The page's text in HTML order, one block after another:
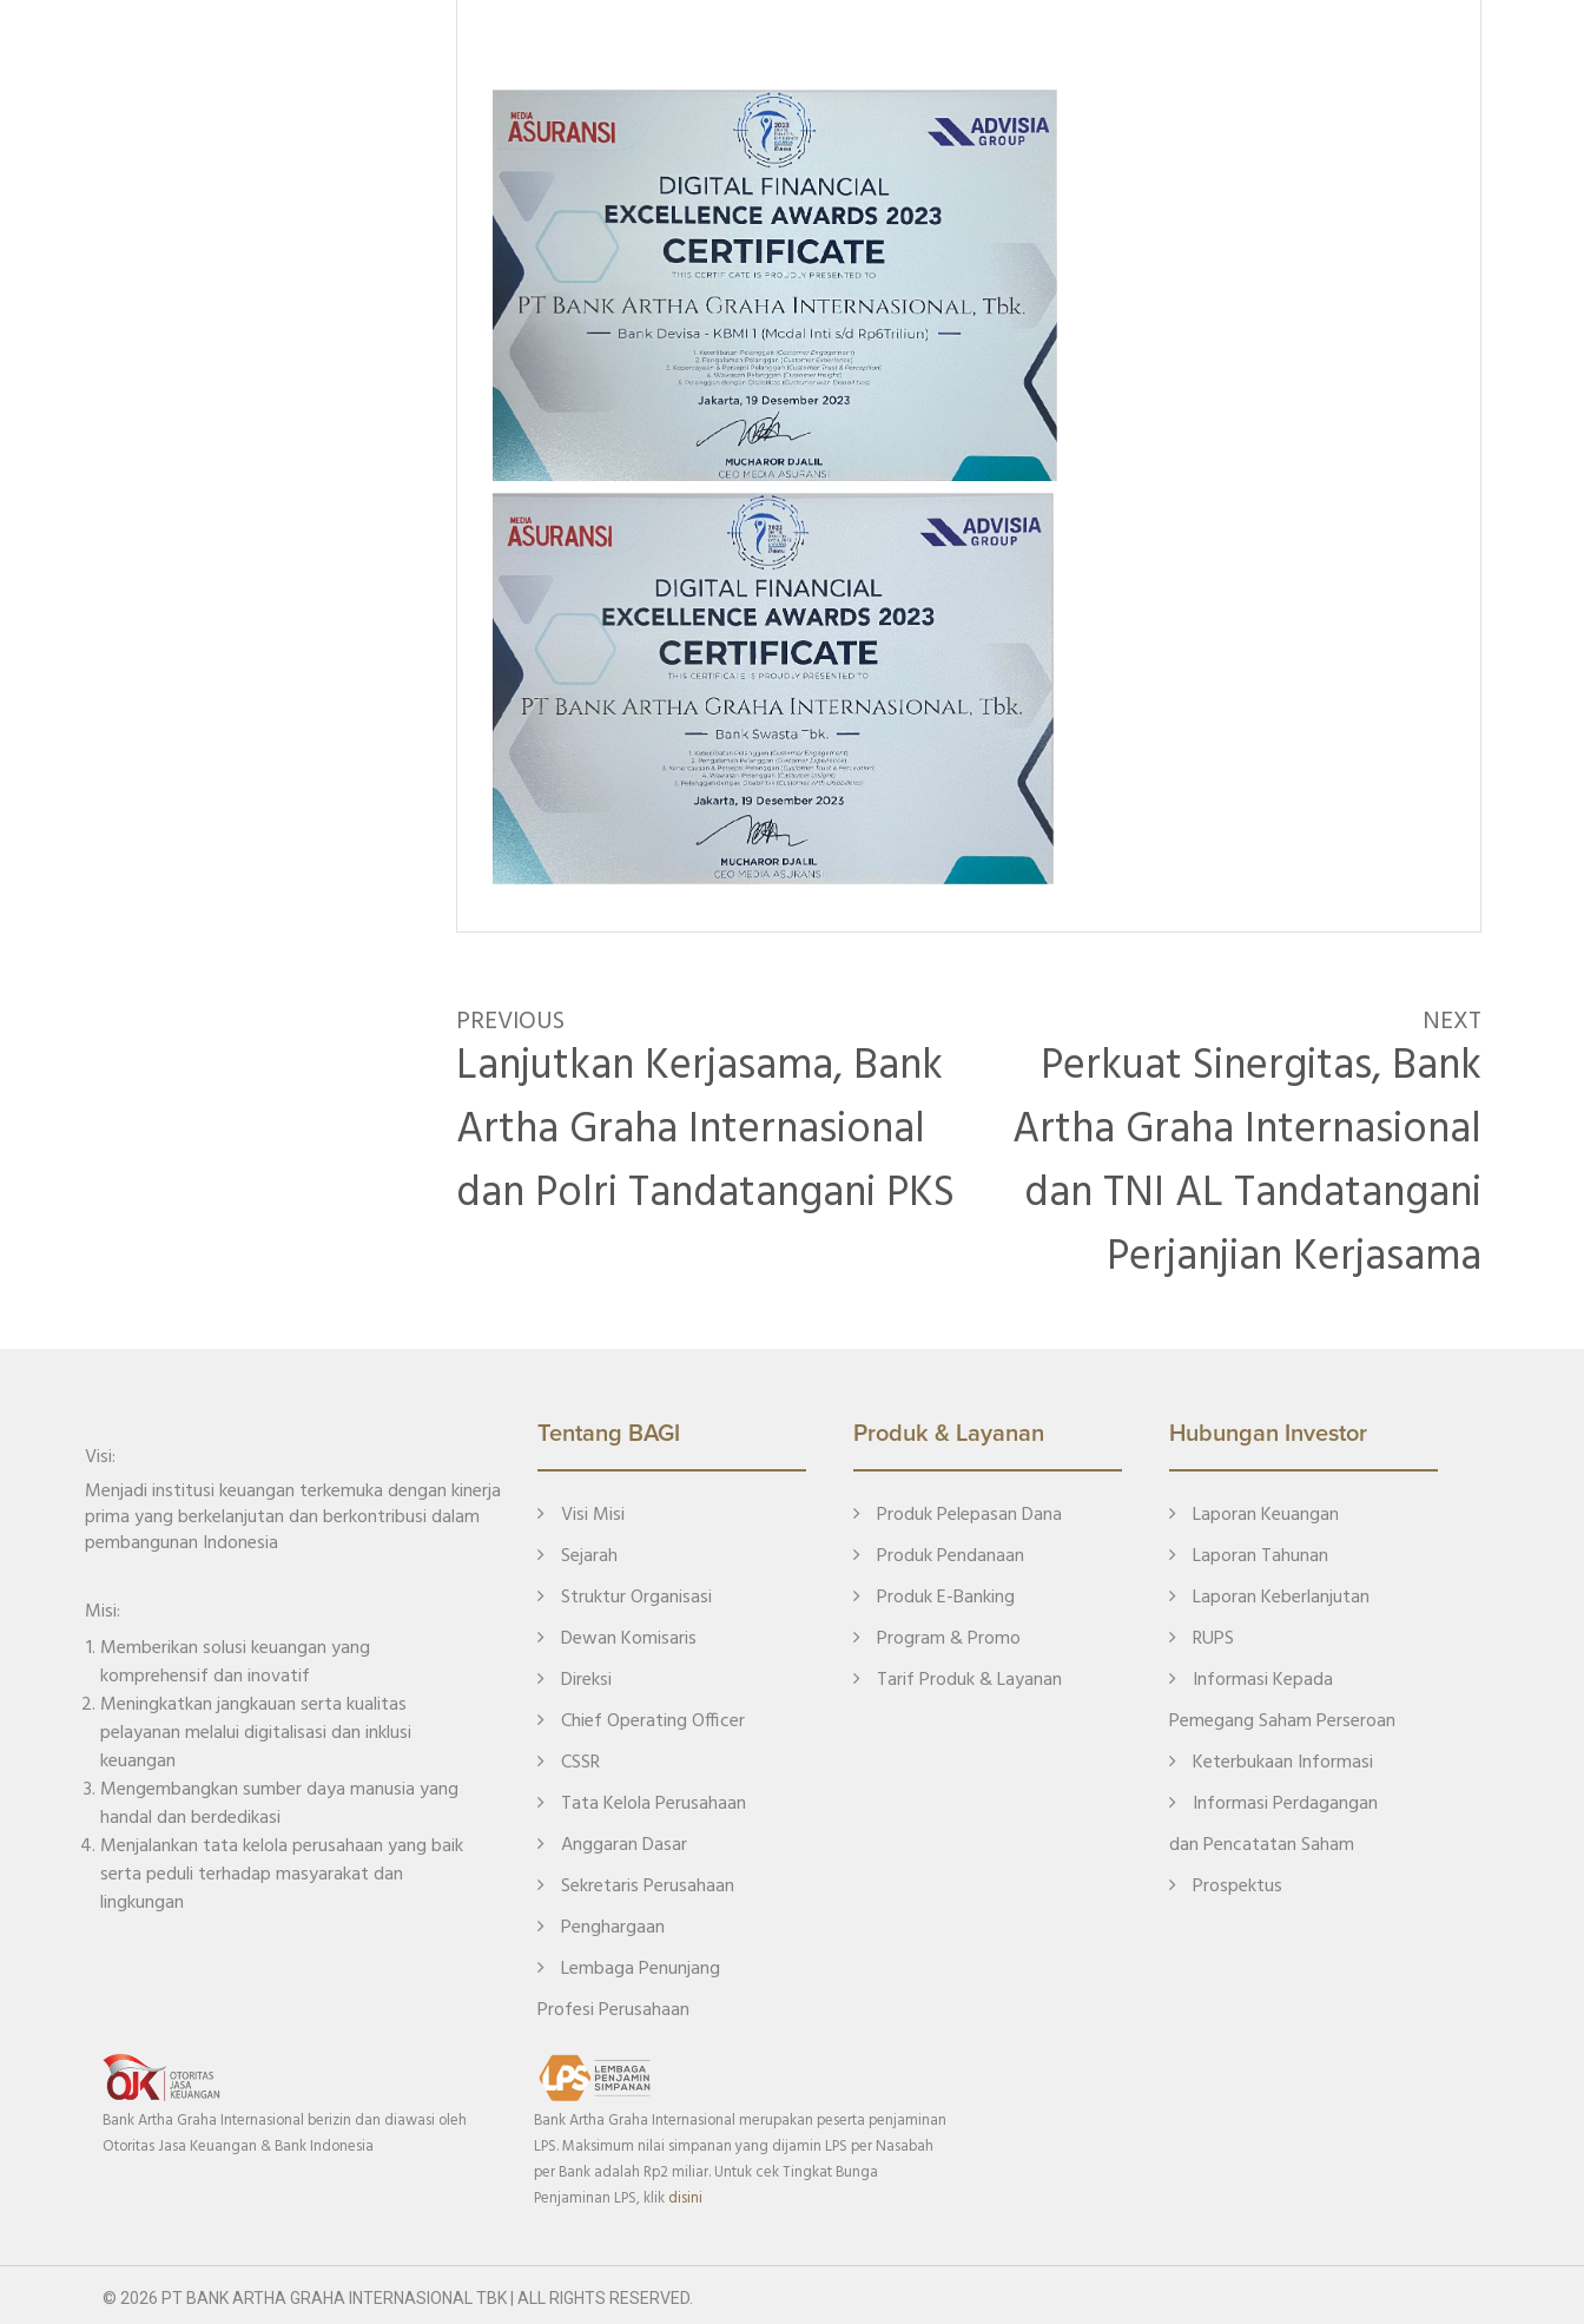
PREVIOUS
Lanjutkan Kerjasama, Bank
Artha Graha Internasional
dan Polri Tandatangani PKS
NEXT
Perkuat Sinergitas, Bank
Artha Graha Internasional
dan TNI AL Tandatangani
Perjanjian Kerjasama
Visi:
Menjadi institusi keuangan terkemuka dengan kinerja
prima yang berkelanjutan dan berkontribusi dalam
pembangunan Indonesia
Misi:
Memberikan solusi keuangan yang
komprehensif dan inovatif
Meningkatkan jangkauan serta kualitas
pelayanan melalui digitalisasi dan inklusi
keuangan
Mengembangkan sumber daya manusia yang
handal dan berdedikasi
Menjalankan tata kelola perusahaan yang baik
serta peduli terhadap masyarakat dan
lingkungan
Tentang BAGI
Visi Misi
Sejarah
Struktur Organisasi
Dewan Komisaris
Direksi
Chief Operating Officer
CSSR
Tata Kelola Perusahaan
Anggaran Dasar
Sekretaris Perusahaan
Penghargaan
Lembaga Penunjang
Profesi Perusahaan
Produk & Layanan
Produk Pelepasan Dana
Produk Pendanaan
Produk E-Banking
Program & Promo
Tarif Produk & Layanan
Hubungan Investor
Laporan Keuangan
Laporan Tahunan
Laporan Keberlanjutan
RUPS
Informasi Kepada
Pemegang Saham Perseroan
Keterbukaan Informasi
Informasi Perdagangan
dan Pencatatan Saham
Prospektus
Bank Artha Graha Internasional berizin dan diawasi oleh
Otoritas Jasa Keuangan & Bank Indonesia
Bank Artha Graha Internasional merupakan peserta penjaminan
LPS. Maksimum nilai simpanan yang dijamin LPS per Nasabah
per Bank adalah Rp2 miliar. Untuk cek Tingkat Bunga
Penjaminan LPS, klikdisini
© 2026 PT BANK ARTHA GRAHA INTERNASIONAL TBK | ALL RIGHTS RESERVED.